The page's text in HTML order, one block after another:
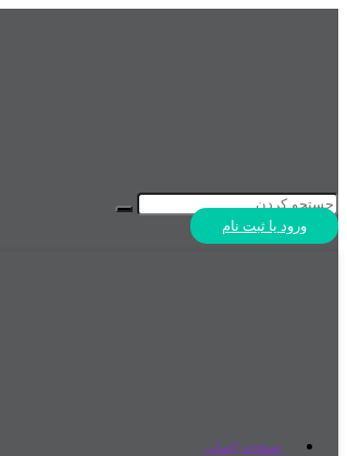
ورود یا ثبت نام
صفحه اصلی